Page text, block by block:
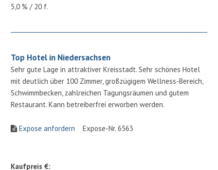
5,0 % / 20 f.
Top Hotel in Niedersachsen
Sehr gute Lage in attraktiver Kreisstadt. Sehr schönes Hotel
mit deutlich über 100 Zimmer, großzügigem Wellness-Bereich,
Schwimmbecken, zahlreichen Tagungsräumen und gutem
Restaurant. Kann betreiberfrei erworben werden.
Expose anfordern Expose-Nr. 6563
Kaufpreis €: